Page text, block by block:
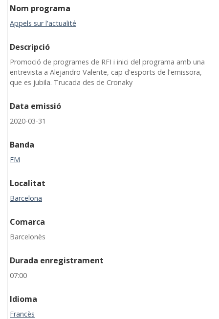
Nom programa
Appels sur l'actualité
Descripció
Promoció de programes de RFI i inici del programa amb una
entrevista a Alejandro Valente, cap d'esports de l'emissora,
que es jubila. Trucada des de Cronaky
Data emissió
2020-03-31
Banda
FM
Localitat
Barcelona
Comarca
Barcelonès
Durada enregistrament
07:00
Idioma
Francès